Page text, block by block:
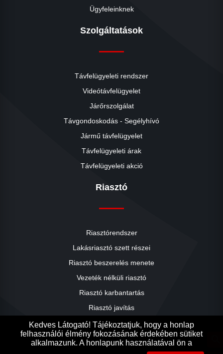
Ügyfeleinknek
Szolgáltatások
Távfelügyeleti rendszer
Videótávfelügyelet
Járőrszolgálat
Távgondoskodás - Segélyhívó
Jármű távfelügyelet
Távfelügyeleti árak
Távfelügyeleti akció
Riasztó
Riasztórendszer
Lakásriasztó szett részei
Riasztó beszerelés menete
Vezeték nélküli riasztó
Riasztó karbantartás
Riasztó javítás
Riasztók árai
Riasztó akció
Kedves Látogató! Tájékoztatjuk, hogy a honlap
felhasználói élmény fokozásának érdekében sütiket
alkalmazunk. A honlapunk használatával ön a